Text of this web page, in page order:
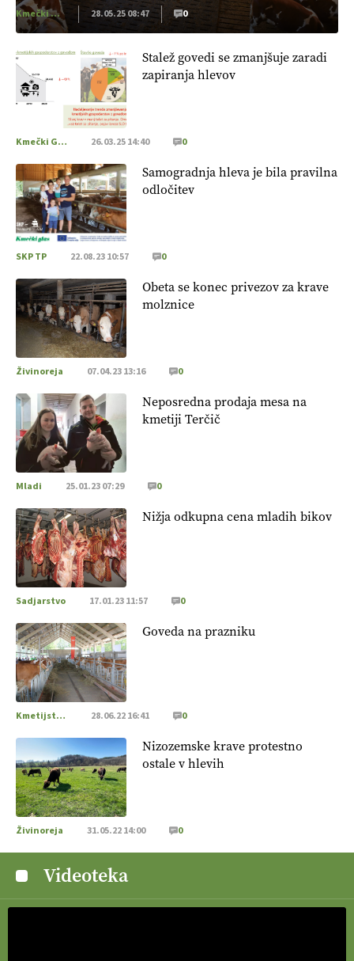
Kmečki Glas 28.05.25 08:47 0
Stalež govedi se zmanjšuje zaradi
zapiranja hlevov
Kmečki Glas 26.03.25 14:40 0
Samogradnja hleva je bila pravilna
odločitev
SKP TP 22.08.23 10:57 0
Obeta se konec privezov za krave
molznice
Živinoreja 07.04.23 13:16 0
Neposredna prodaja mesa na
kmetiji Terčič
Mladi 25.01.23 07:29 0
Nižja odkupna cena mladih bikov
Sadjarstvo 17.01.23 11:57 0
Goveda na prazniku
Kmetijstvo Podravja in Pomurja 28.06.22 16:41 0
Nizozemske krave protestno
ostale v hlevih
Živinoreja 31.05.22 14:00 0
Videoteka